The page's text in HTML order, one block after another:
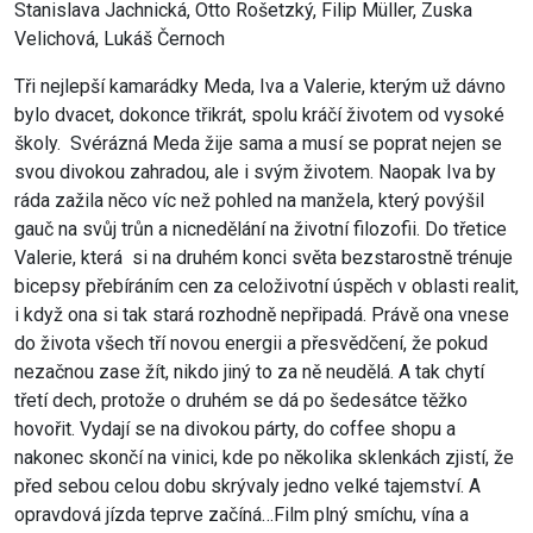
Stanislava Jachnická, Otto Rošetzký, Filip Müller, Zuska
Velichová, Lukáš Černoch
Tři nejlepší kamarádky Meda, Iva a Valerie, kterým už dávno
bylo dvacet, dokonce třikrát, spolu kráčí životem od vysoké
školy. Svérázná Meda žije sama a musí se poprat nejen se
svou divokou zahradou, ale i svým životem. Naopak Iva by
ráda zažila něco víc než pohled na manžela, který povýšil
gauč na svůj trůn a nicnedělání na životní filozofii. Do třetice
Valerie, která si na druhém konci světa bezstarostně trénuje
bicepsy přebíráním cen za celoživotní úspěch v oblasti realit,
i když ona si tak stará rozhodně nepřipadá. Právě ona vnese
do života všech tří novou energii a přesvědčení, že pokud
nezačnou zase žít, nikdo jiný to za ně neudělá. A tak chytí
třetí dech, protože o druhém se dá po šedesátce těžko
hovořit. Vydají se na divokou párty, do coffee shopu a
nakonec skončí na vinici, kde po několika sklenkách zjistí, že
před sebou celou dobu skrývaly jedno velké tajemství. A
opravdová jízda teprve začíná…Film plný smíchu, vína a